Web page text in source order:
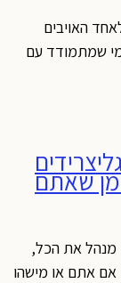
האויבים
שמתמודד עם
שאתם
מנהל את הכל,
אם אתם או מישהו